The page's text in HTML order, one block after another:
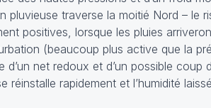
pluvieuse traverse la moitié Nord – le
positives, lorsque les pluies
(beaucoup plus active que la
d’un net redoux et d’un possible
réinstalle rapidement et l’humidité